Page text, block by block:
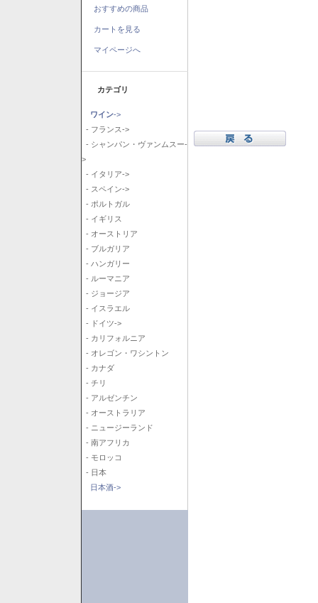
おすすめの商品
カートを見る
マイページへ
カテゴリ
ワイン->
- フランス->
- シャンパン・ヴァンムスー-
>
- イタリア->
- スペイン->
- ポルトガル
- イギリス
- オーストリア
- ブルガリア
- ハンガリー
- ルーマニア
- ジョージア
- イスラエル
- ドイツ->
- カリフォルニア
- オレゴン・ワシントン
- カナダ
- チリ
- アルゼンチン
- オーストラリア
- ニュージーランド
- 南アフリカ
- モロッコ
- 日本
日本酒->